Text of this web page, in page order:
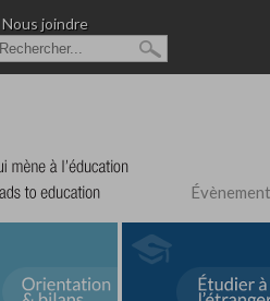
Nous joindre